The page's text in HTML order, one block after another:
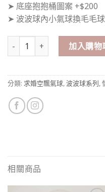
➤ 底座抱抱桶圖案 +$200
➤ 波波球內小氣球換毛毛
大耳狗氣球套餐（可換卡通主
加入購物
分類: 求婚空飄氣球,波波球系列,
相關商品